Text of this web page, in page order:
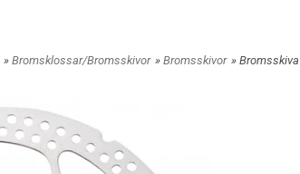
» Bromsklossar/Bromsskivor » Bromsskivor »